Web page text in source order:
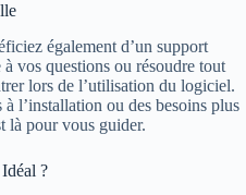
également d’un support
vos questions ou résoudre tout
lors de l’utilisation du logiciel.
l’installation ou des besoins plus
là pour vous guider.
?